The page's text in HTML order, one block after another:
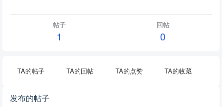
帖子
1
回帖
0
TA的帖子 TA的回帖 TA的点赞 TA的收藏
发布的帖子